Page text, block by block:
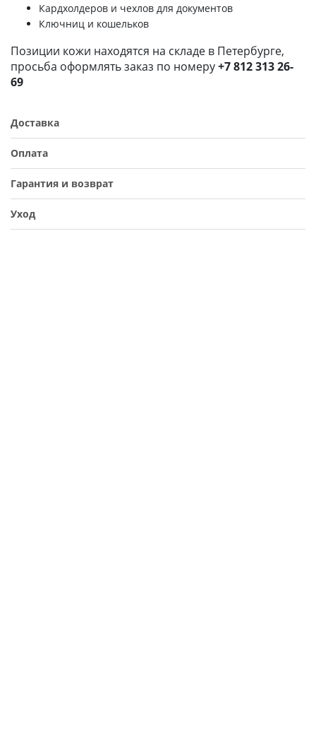
Кардхолдеров и чехлов для документов
Ключниц и кошельков
Позиции кожи находятся на складе в Петербурге,
просьба оформлять заказ по номеру+7 812 313 26-
69
Доставка
Оплата
Гарантия и возврат
Уход